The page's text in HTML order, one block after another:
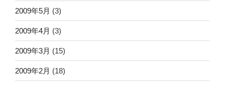
2009年5月 (3)
2009年4月 (3)
2009年3月 (15)
2009年2月 (18)